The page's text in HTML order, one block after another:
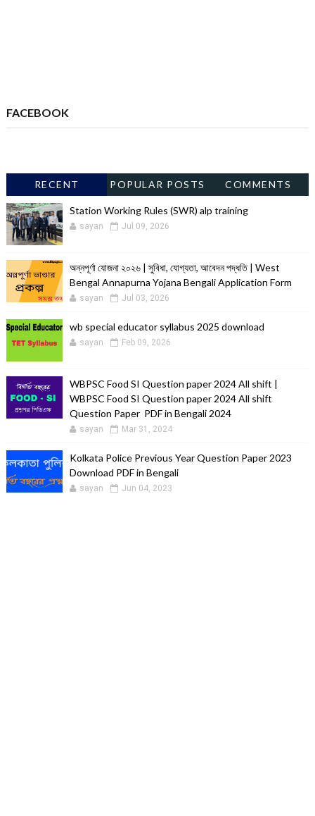
FACEBOOK
RECENT POPULAR POSTS COMMENTS
Station Working Rules (SWR) alp training
sayan Jul 09, 2026
অন্নপূর্ণা যোজনা ২০২৬ | সুবিধা, যোগ্যতা, আবেদন পদ্ধতি | West
Bengal Annapurna Yojana Bengali Application Form
sayan Jul 03, 2026
wb special educator syllabus 2025 download
sayan Feb 09, 2026
WBPSC Food SI Question paper 2024 All shift |
WBPSC Food SI Question paper 2024 All shift
Question Paper PDF in Bengali 2024
sayan Mar 31, 2024
Kolkata Police Previous Year Question Paper 2023
Download PDF in Bengali
sayan Jun 04, 2023